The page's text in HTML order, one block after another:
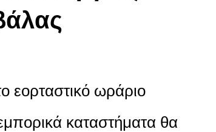
εορταστικό ωράριο
καταστήματα θα